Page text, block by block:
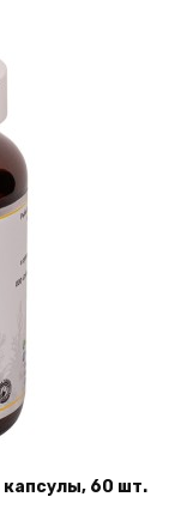
60 шт.